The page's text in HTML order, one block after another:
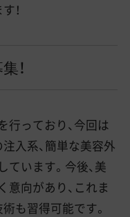
！
！
行っており、今回は
入系、簡単な美容外
います。今後、美
向があり、これま
も習得可能です。